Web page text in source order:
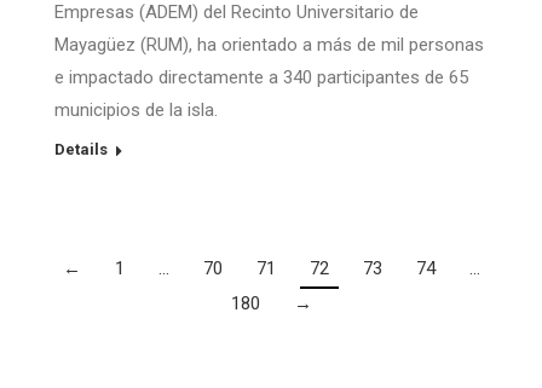
Empresas (ADEM) del Recinto Universitario de
Mayagüez (RUM), ha orientado a más de mil personas
e impactado directamente a 340 participantes de 65
municipios de la isla.
Details
← 1 … 70 71 72 73 74
…
180
→